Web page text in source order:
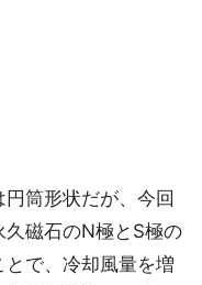
筒形状だが、今回
久磁石のN極とS極の
で、冷却風量を増